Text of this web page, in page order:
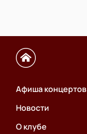
Афиша концертов
Новости
О клубе